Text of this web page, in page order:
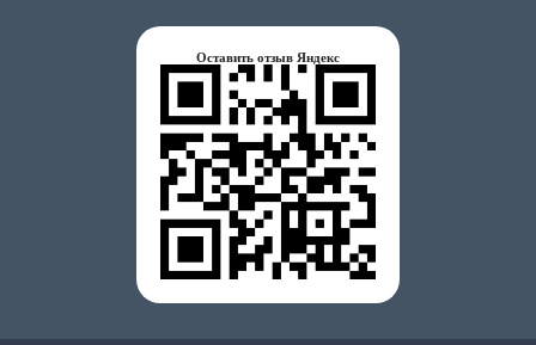
Оставить отзыв Яндекс